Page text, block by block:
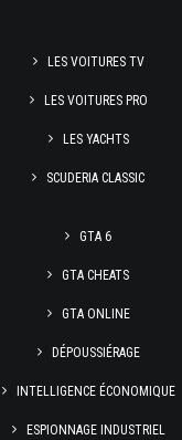
LES VOITURES TV
LES VOITURES PRO
LES YACHTS
SCUDERIA CLASSIC
GTA 6
GTA CHEATS
GTA ONLINE
DÉPOUSSIÉRAGE
INTELLIGENCE ÉCONOMIQUE
ESPIONNAGE INDUSTRIEL